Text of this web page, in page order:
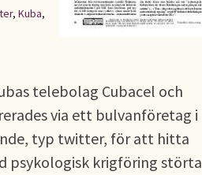
, Kuba,
telebolag Cubacel och
via ett bulvanföretag i
typ twitter, för att hitta
psykologisk krigföring störta